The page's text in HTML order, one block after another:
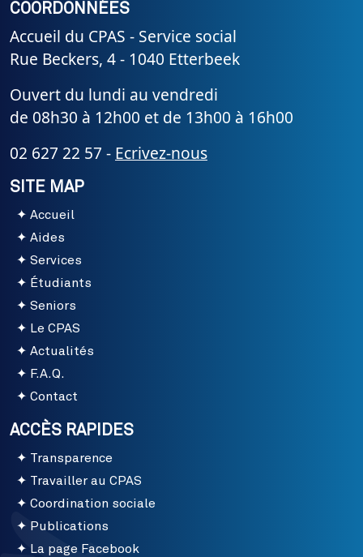
COORDONNÉES
Accueil du CPAS - Service social
Rue Beckers, 4 - 1040 Etterbeek
Ouvert du lundi au vendredi
de 08h30 à 12h00 et de 13h00 à 16h00
02 627 22 57 - Ecrivez-nous
SITE MAP
Accueil
Aides
Services
Étudiants
Seniors
Le CPAS
Actualités
F.A.Q.
Contact
ACCÈS RAPIDES
Transparence
Travailler au CPAS
Coordination sociale
Publications
La page Facebook